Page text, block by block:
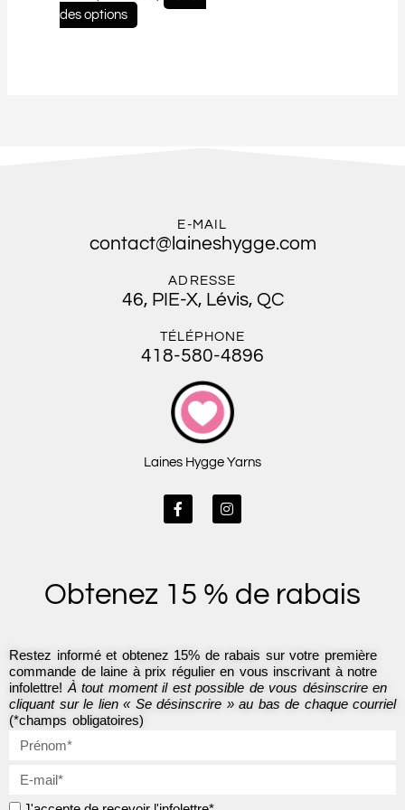
des options
E-MAIL
contact@laineshygge.com
ADRESSE
46, PIE-X, Lévis, QC
TÉLÉPHONE
418-580-4896
Laines Hygge Yarns
F
a
o
k
I
n
r
a
Obtenez 15 % de rabais
Restez informé et obtenez 15% de rabais sur votre première
commande de laine à prix régulier en vous inscrivant à notre
infolettre!À tout moment il est possible de vous désinscrire en
cliquant sur le lien « Se désinscrire » au bas de chaque courriel
(*champs obligatoires)